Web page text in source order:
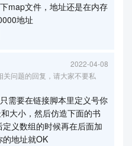
map文件，地址还是在内存
地址
2022-04-08
问题的回复，请大家不要私
需要在链接脚本里定义号你
大小，然后仿造下面的书
义数组的时候再在后面加
地址就OK